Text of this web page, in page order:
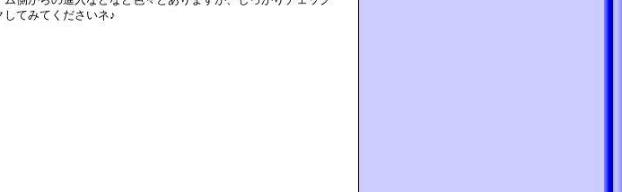
てみてくださいネ♪